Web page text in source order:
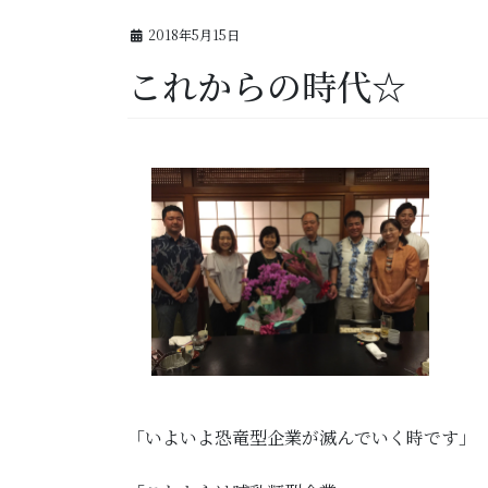
2018年5月15日
これからの時代☆
「いよいよ恐竜型企業が滅んでいく時です」